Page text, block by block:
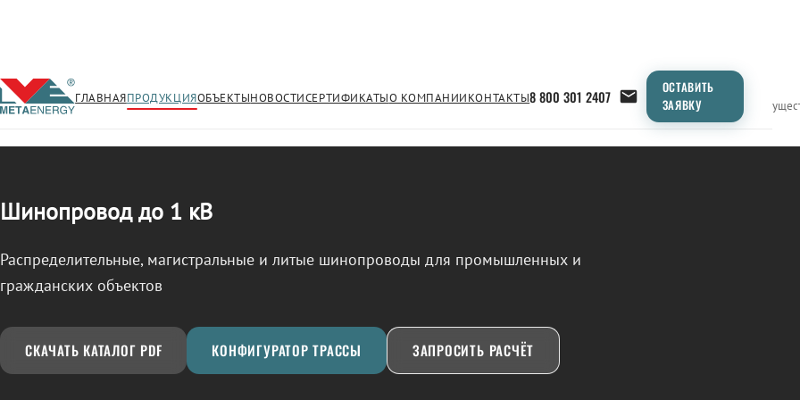
ГЛАВНАЯПРОДУКЦИЯОБЪЕКТЫНОВОСТИСЕРТИФИКАТЫО КОМПАНИИКОНТАКТЫ8 800 301 2407
ОСТАВИТЬ
ЗАЯВКУ
← Продукция/ШИНОПРОВОД Применение Продукция ТипоразмерыСравнение
Шинопровод до 1 кВ
Распределительные, магистральные и литые шинопроводы для промышленных и
гражданских объектов
СКАЧАТЬ КАТАЛОГ PDF КОНФИГУРАТОР ТРАССЫ ЗАПРОСИТЬ РАСЧЁТ